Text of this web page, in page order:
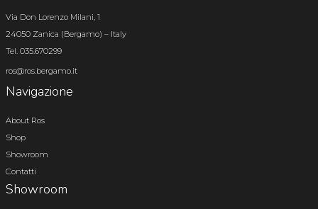
Via Don Lorenzo Milani, 1
24050 Zanica (Bergamo) – Italy
Tel. 035.670299
ros@ros.bergamo.it
Navigazione
About Ros
Shop
Showroom
Contatti
Showroom